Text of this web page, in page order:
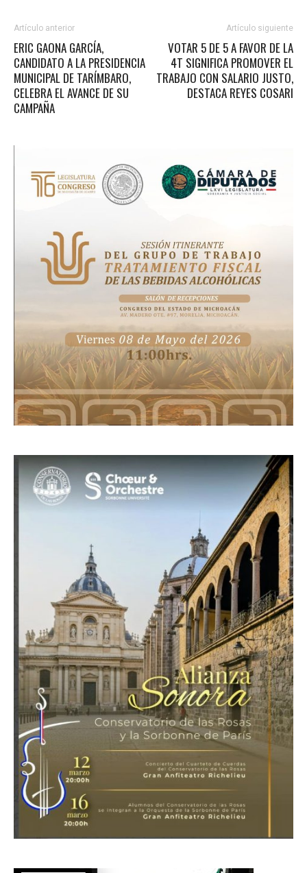
Artículo anterior
ERIC GAONA GARCÍA,
CANDIDATO A LA PRESIDENCIA
MUNICIPAL DE TARÍMBARO,
CELEBRA EL AVANCE DE SU
CAMPAÑA
Artículo siguiente
VOTAR 5 DE 5 A FAVOR DE LA
4T SIGNIFICA PROMOVER EL
TRABAJO CON SALARIO JUSTO,
DESTACA REYES COSARI